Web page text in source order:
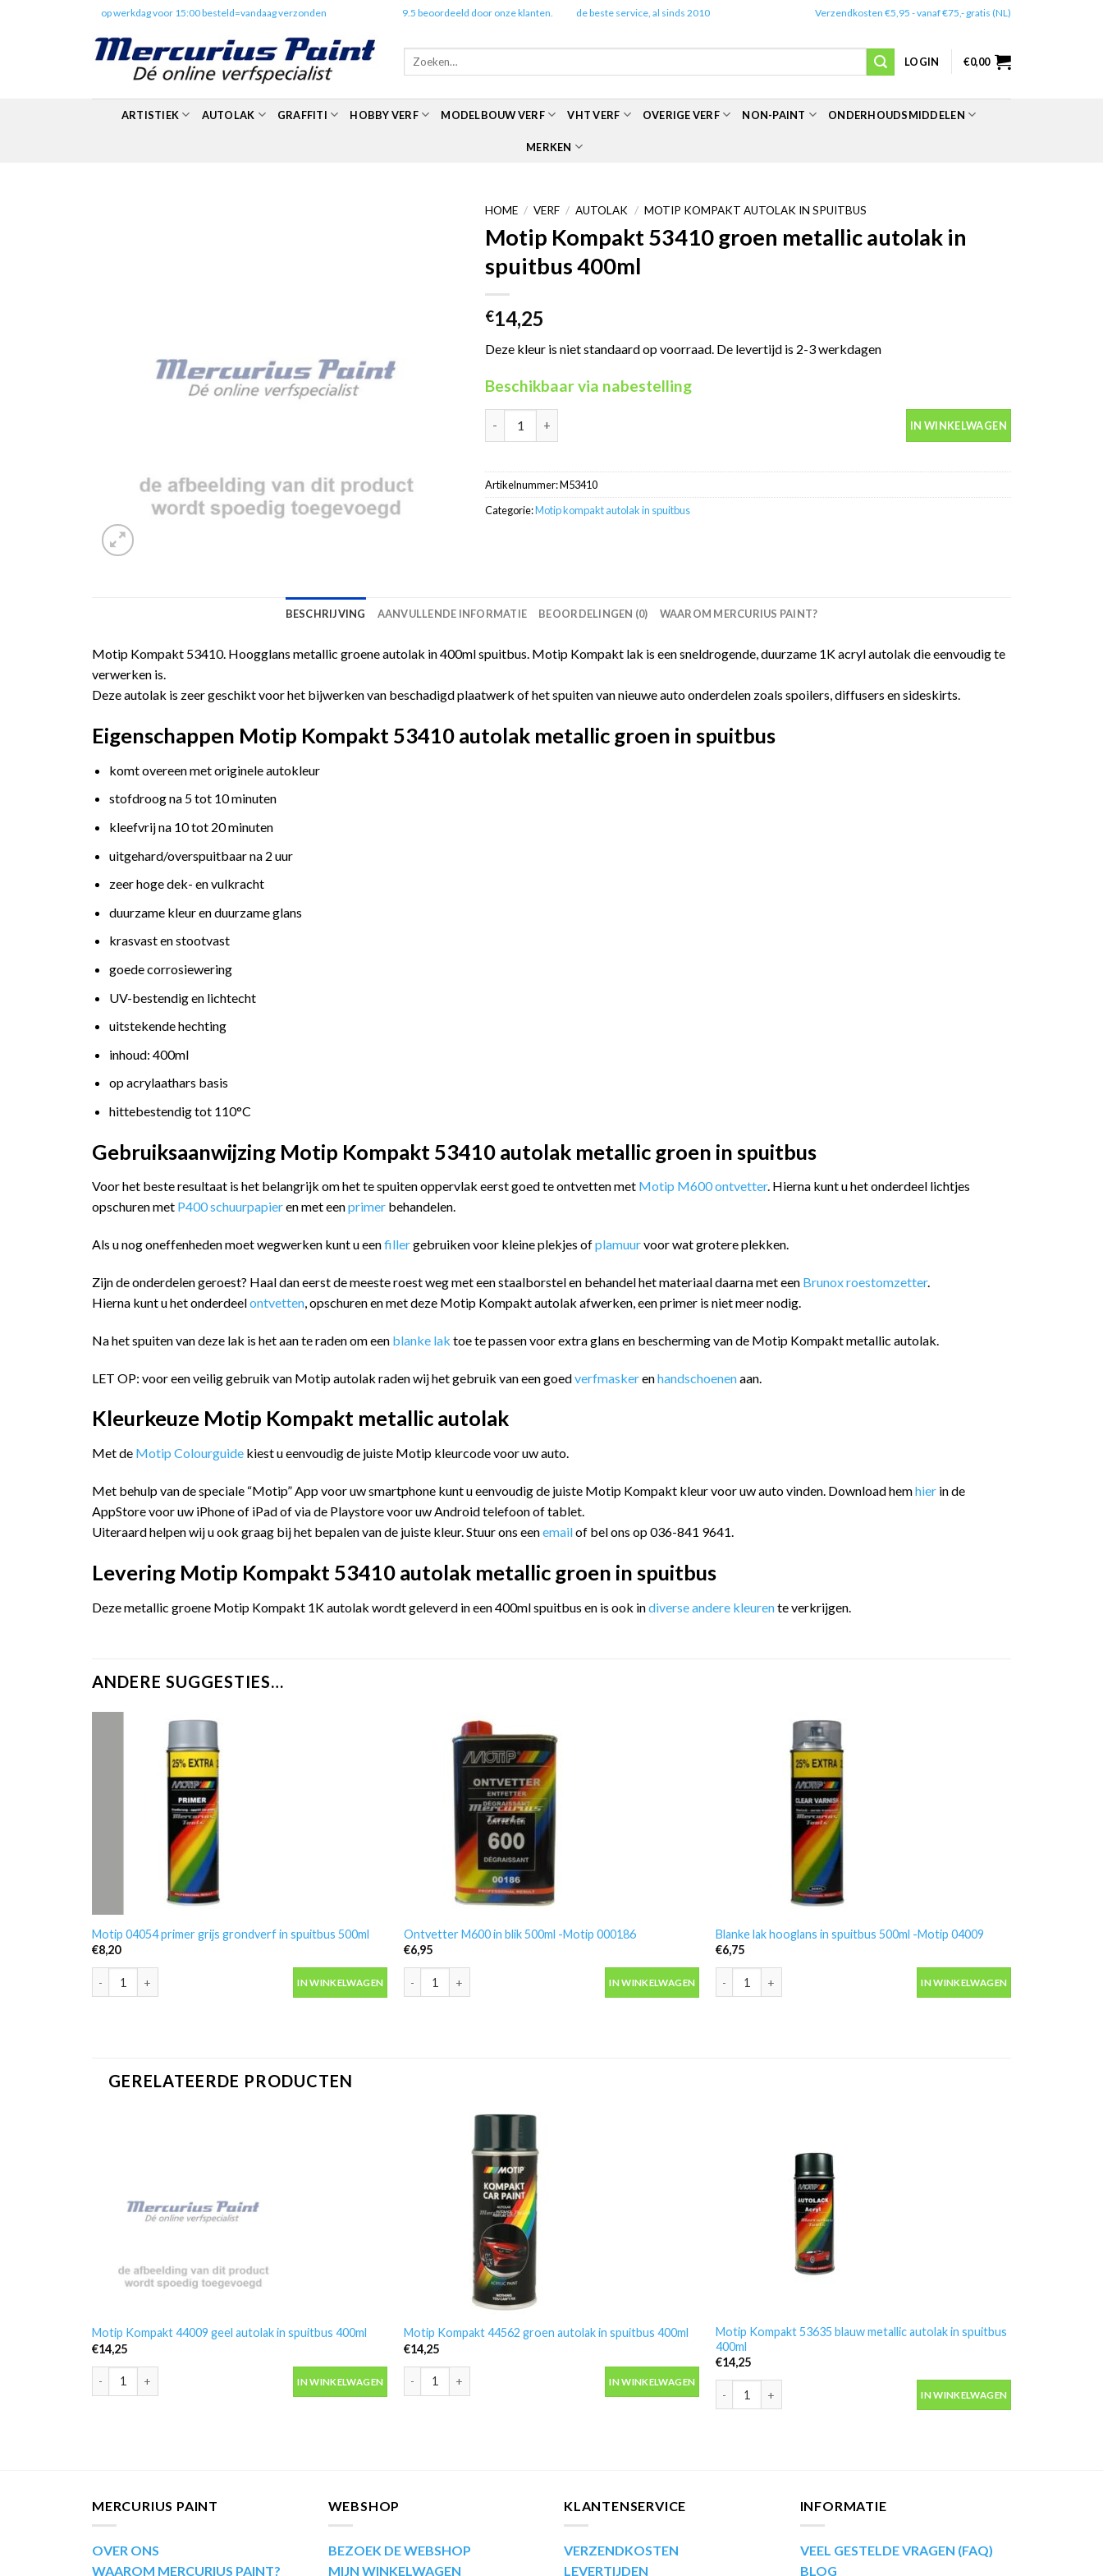
op werkdag voor 15:00 besteld=vandaag verzonden 9.5 beoordeeld door onze klanten. de beste service, al sinds 2010 Verzendkosten €5,95 - vanaf €75,- gratis (NL)
Zoeken
LOGIN €0,00
ARTISTIEK AUTOLAK GRAFFITI HOBBY VERF MODELBOUW VERF VHT VERF OVERIGE VERF NON-PAINT ONDERHOUDSMIDDELEN
MERKEN
HOME / VERF / AUTOLAK / MOTIP KOMPAKT AUTOLAK IN SPUITBUS
Motip Kompakt 53410 groen metallic autolak in
spuitbus 400ml
€14,25
Deze kleur is niet standaard op voorraad. De levertijd is 2-3 werkdagen
Beschikbaar via nabestelling
IN WINKELWAGEN
Artikelnummer:M53410
Categorie:Motip kompakt autolak in spuitbus
BESCHRIJVING AANVULLENDE INFORMATIE BEOORDELINGEN (0) WAAROM MERCURIUS PAINT?
Motip Kompakt 53410. Hoogglans metallic groene autolak in 400ml spuitbus. Motip Kompakt lak is een sneldrogende, duurzame 1K acryl autolak die eenvoudig te
verwerken is.
Deze autolak is zeer geschikt voor het bijwerken van beschadigd plaatwerk of het spuiten van nieuwe auto onderdelen zoals spoilers, diffusers en sideskirts.
Eigenschappen Motip Kompakt 53410 autolak metallic groen in spuitbus
komt overeen met originele autokleur
stofdroog na 5 tot 10 minuten
kleefvrij na 10 tot 20 minuten
uitgehard/overspuitbaar na 2 uur
zeer hoge dek- en vulkracht
duurzame kleur en duurzame glans
krasvast en stootvast
goede corrosiewering
UV-bestendig en lichtecht
uitstekende hechting
inhoud: 400ml
op acrylaathars basis
hittebestendig tot 110°C
Gebruiksaanwijzing Motip Kompakt 53410 autolak metallic groen in spuitbus
Voor het beste resultaat is het belangrijk om het te spuiten oppervlak eerst goed te ontvetten met Motip M600 ontvetter. Hierna kunt u het onderdeel lichtjes
opschuren met P400 schuurpapieren met eenprimer behandelen.
Als u nog oneffenheden moet wegwerken kunt u eenfillergebruiken voor kleine plekjes ofplamuurvoor wat grotere plekken.
Zijn de onderdelen geroest? Haal dan eerst de meeste roest weg met een staalborstel en behandel het materiaal daarna met een Brunox roestomzetter.
Hierna kunt u het onderdeelontvetten, opschuren en met deze Motip Kompakt autolak afwerken, een primer is niet meer nodig.
Na het spuiten van deze lak is het aan te raden om een blanke lak toe te passen voor extra glans en bescherming van de Motip Kompakt metallic autolak.
LET OP: voor een veilig gebruik van Motip autolak raden wij het gebruik van een goedverfmaskerenhandschoenenaan.
Kleurkeuze Motip Kompakt metallic autolak
Met de Motip Colourguide kiest u eenvoudig de juiste Motip kleurcode voor uw auto.
Met behulp van de speciale “Motip” App voor uw smartphone kunt u eenvoudig de juiste Motip Kompakt kleur voor uw auto vinden. Download hemhier in de
AppStore voor uw iPhone of iPad of via de Playstore voor uw Android telefoon of tablet.
Uiteraard helpen wij u ook graag bij het bepalen van de juiste kleur. Stuur ons eenemailof bel ons op 036-841 9641.
Levering Motip Kompakt 53410 autolak metallic groen in spuitbus
Deze metallic groene Motip Kompakt 1K autolak wordt geleverd in een 400ml spuitbus en is ook indiverse andere kleurente verkrijgen.
ANDERE SUGGESTIES…
Motip 04054 primer grijs grondverf in spuitbus 500ml
€8,20
Motip 04054 primer grijs grondverf in spuitbus 500ml aantal
IN WINKELWAGEN
Ontvetter M600 in blik 500ml -Motip 000186
€6,95
Ontvetter M600 in blik 500ml -Motip 000186 aantal
IN WINKELWAGEN
Blanke lak hooglans in spuitbus 500ml -Motip 04009
€6,75
Blanke lak hooglans in spuitbus 500ml -Motip 04009 aantal
IN WINKELWAGEN
GERELATEERDE PRODUCTEN
Motip Kompakt 44009 geel autolak in spuitbus 400ml
€14,25
Motip Kompakt 44009 geel autolak in spuitbus 400ml aantal
IN WINKELWAGEN
Motip Kompakt 44562 groen autolak in spuitbus 400ml
€14,25
Motip Kompakt 44562 groen autolak in spuitbus 400ml aantal
IN WINKELWAGEN
Motip Kompakt 53635 blauw metallic autolak in spuitbus
400ml
€14,25
Motip Kompakt 53635 blauw metallic autolak in spuitbus 400ml aantal
IN WINKELWAGEN
MERCURIUS PAINT
OVER ONS
WAAROM MERCURIUS PAINT?
WEBSHOP
BEZOEK DE WEBSHOP
MIJN WINKELWAGEN
KLANTENSERVICE
VERZENDKOSTEN
LEVERTIJDEN
INFORMATIE
VEEL GESTELDE VRAGEN (FAQ)
BLOG